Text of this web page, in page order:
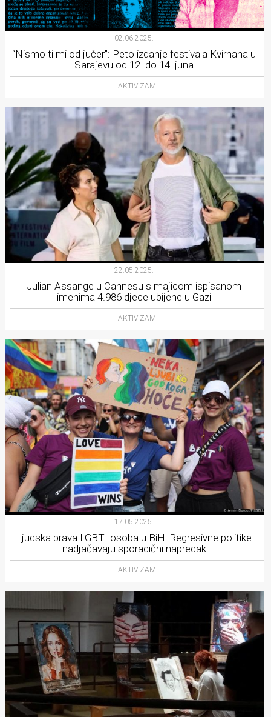
02.06.2025.
“Nismo ti mi od jučer”: Peto izdanje festivala Kvirhana u
Sarajevu od 12. do 14. juna
AKTIVIZAM
22.05.2025.
Julian Assange u Cannesu s majicom ispisanom
imenima 4.986 djece ubijene u Gazi
AKTIVIZAM
17.05.2025.
Ljudska prava LGBTI osoba u BiH: Regresivne politike
nadjačavaju sporadični napredak
AKTIVIZAM